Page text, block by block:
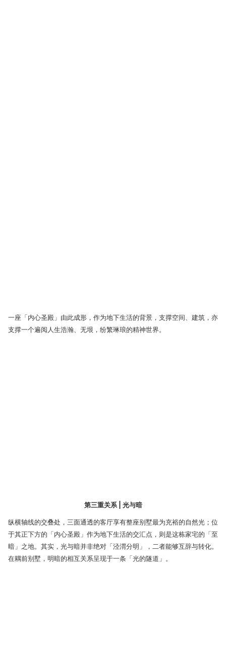
一座「内心圣殿」由此成形，作为地下生活的背景，支撑空间、建筑，亦
支撑一个遍阅人生浩瀚、无垠，纷繁琳琅的精神世界。
第三重关系 | 光与暗
纵横轴线的交叠处，三面通透的客厅享有整座别墅最为充裕的自然光；位
于其正下方的「内心圣殿」作为地下生活的交汇点，则是这栋家宅的「至
暗」之地。其实，光与暗并非绝对「泾渭分明」，二者能够互辞与转化。
在耦前别墅，明暗的相互关系呈现于一条「光的隧道」。